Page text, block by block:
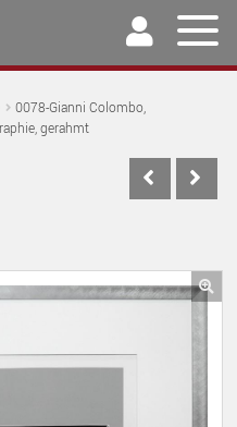
0078-Gianni Colombo,
gerahmt